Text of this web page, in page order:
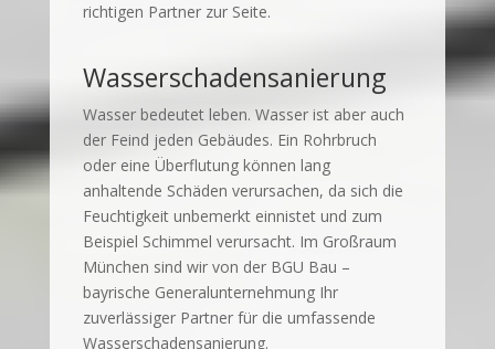
richtigen Partner zur Seite.
Wasserschadensanierung
Wasser bedeutet leben. Wasser ist aber auch
der Feind jeden Gebäudes. Ein Rohrbruch
oder eine Überflutung können lang
anhaltende Schäden verursachen, da sich die
Feuchtigkeit unbemerkt einnistet und zum
Beispiel Schimmel verursacht. Im Großraum
München sind wir von der BGU Bau –
bayrische Generalunternehmung Ihr
zuverlässiger Partner für die umfassende
Wasserschadensanierung.